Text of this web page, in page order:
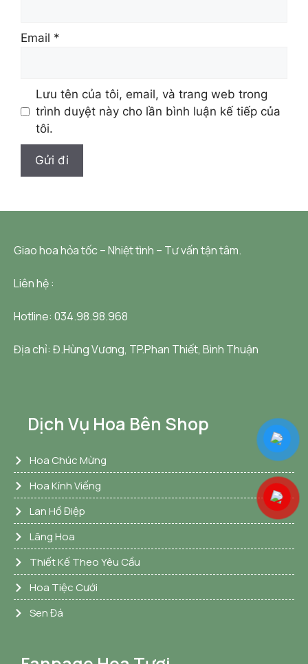
Email *
Lưu tên của tôi, email, và trang web trong
trình duyệt này cho lần bình luận kế tiếp của
tôi.
Giao hoa hỏa tốc – Nhiệt tình – Tư vấn tận tâm.
Liên hệ :
Hotline: 034.98.98.968
Địa chỉ: Đ.Hùng Vương, TP.Phan Thiết, Bình Thuận
Dịch Vụ Hoa Bên Shop
Hoa Chúc Mừng
Hoa Kính Viếng
Lan Hồ Điệp
Lãng Hoa
Thiết Kế Theo Yêu Cầu
Hoa Tiệc Cưới
Sen Đá